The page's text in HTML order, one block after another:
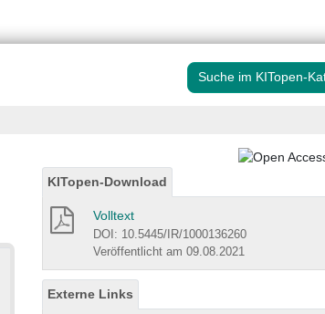
Suche im KITopen-
KITopen-Download
Volltext
DOI: 10.5445/IR/1000136260
Veröffentlicht am 09.08.2021
Externe Links